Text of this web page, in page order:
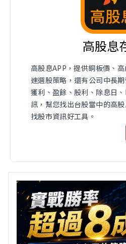
高股息
高股息APP，提供銅板價、
速選股策略，還有公司中長
獲利、盈餘、股利、除息日
訊，幫您找出台股當中的高
找股市資訊好工具。